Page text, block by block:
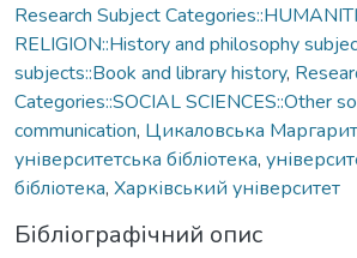
Research Subject
RELIGION::History and philosophy
subjects::Book and library history,
Categories::SOCIAL SCIENCES::Other
communication, Цикаловська
університетська бібліотека,
бібліотека, Харківський університет
Бібліографічний опис